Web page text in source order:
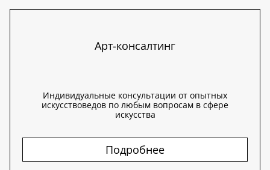
Арт-консалтинг
Индивидуальные консультации от опытных
искусствоведов по любым вопросам в сфере
искусства
Подробнее